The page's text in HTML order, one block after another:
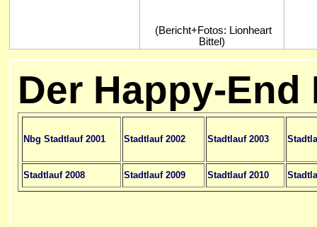
(Bericht+Fotos: Lionheart
Bittel)
Der Happy-End
Nbg Stadtlauf 2001 Stadtlauf 2002 Stadtlauf 2003
Stadtlauf 2008 Stadtlauf 2009 Stadtlauf 2010